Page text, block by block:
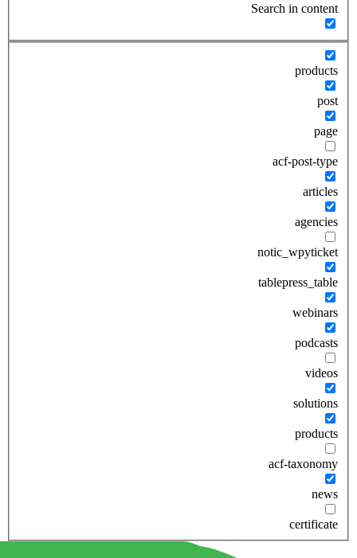
Search in content
products
post
page
acf-post-type
articles
agencies
notic_wpyticket
tablepress_table
webinars
podcasts
videos
solutions
products
acf-taxonomy
news
certificate